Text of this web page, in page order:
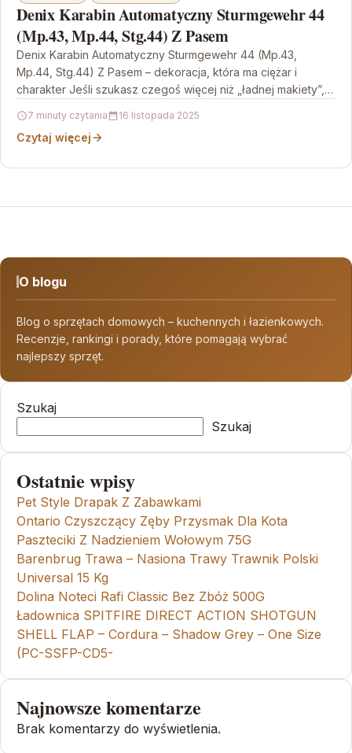
Denix Karabin Automatyczny Sturmgewehr 44
(Mp.43, Mp.44, Stg.44) Z Pasem
Denix Karabin Automatyczny Sturmgewehr 44 (Mp.43,
Mp.44, Stg.44) Z Pasem – dekoracja, która ma ciężar i
charakter Jeśli szukasz czegoś więcej niż „ładnej makiety”,…
7 minuty czytania 16 listopada 2025
Czytaj więcej
O blogu
Blog o sprzętach domowych – kuchennych i łazienkowych.
Recenzje, rankingi i porady, które pomagają wybrać
najlepszy sprzęt.
Szukaj
Szukaj
Ostatnie wpisy
Pet Style Drapak Z Zabawkami
Ontario Czyszczący Zęby Przysmak Dla Kota
Paszteciki Z Nadzieniem Wołowym 75G
Barenbrug Trawa – Nasiona Trawy Trawnik Polski
Universal 15 Kg
Dolina Noteci Rafi Classic Bez Zbóż 500G
Ładownica SPITFIRE DIRECT ACTION SHOTGUN
SHELL FLAP – Cordura – Shadow Grey – One Size
(PC-SSFP-CD5-
Najnowsze komentarze
Brak komentarzy do wyświetlenia.